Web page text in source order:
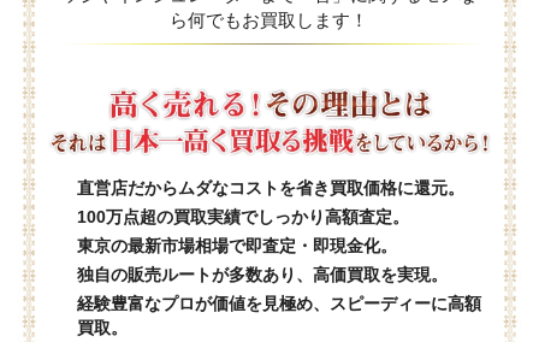
ら何でもお買取します！
直営店だからムダなコストを省き買取価格に還元。
100万点超の買取実績でしっかり高額査定。
東京の最新市場相場で即査定・即現金化。
独自の販売ルートが多数あり、高価買取を実現。
経験豊富なプロが価値を見極め、スピーディーに高額
買取。